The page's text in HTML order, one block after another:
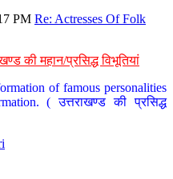
PM Re: Actresses Of Folk
की महान/प्रसिद्ध विभूतियां
of famous personalities
( उत्तराखण्ड की प्रसिद्ध